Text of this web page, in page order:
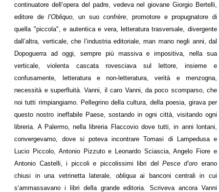
continuatore dell’opera del padre, vedeva nel giovane Giorgio Bertelli,
editore del’Obliquo , un suoconfrère , promotore e propugnatore di
quella "piccola", e autentica e vera, letteratura trasversale, divergente
dall’altra, verticale, che l’industria editoriale, man mano negli anni, dal
Dopoguerra ad oggi, sempre più massiva e impositiva, nella sua
verticale, violenta cascata rovesciava sul lettore, insieme e
confusamente, letteratura e non-letteratura, verità e menzogna,
necessità e superfluità. Vanni, il caro Vanni, da poco scomparso, che
noi tutti rimpiangiamo. Pellegrino della cultura, della poesia, girava per
questo nostro ineffabile Paese, sostando in ogni città, visitando ogni
libreria. A Palermo, nella libreria Flaccovio dove tutti, in anni lontani,
convergevamo, dove si poteva incontrare Tomasi di Lampedusa e
Lucio Piccolo, Antonio Pizzuto e Leonardo Sciascia, Angelo Fiore e
Antonio Castelli, i piccoli e piccolissimi libri delPesce d’oro erano
chiusi in una vetrinetta laterale, obliquaai banconi centrali in cui
s’ammassavano i libri della grande editoria. Scriveva ancora Vanni